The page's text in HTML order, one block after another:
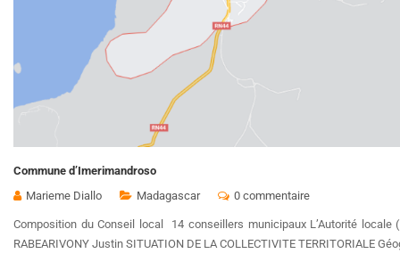
Commune d’Imerimandroso
Marieme Diallo
Madagascar 0 commentaire
Composition du Conseil local 14 conseillers municipaux L’Autorité
RABEARIVONY Justin SITUATION DE LA COLLECTIVITE TERRITORIALE